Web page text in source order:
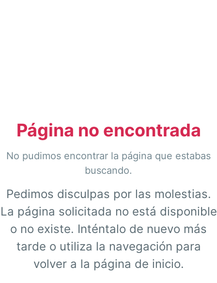
Página no encontrada
No pudimos encontrar la página que estabas
buscando.
Pedimos disculpas por las molestias.
La página solicitada no está disponible
o no existe. Inténtalo de nuevo más
tarde o utiliza la navegación para
volver a la página de inicio.